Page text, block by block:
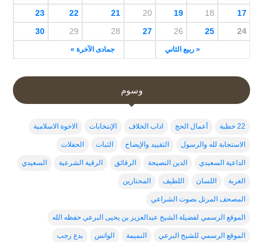
« ربيع الثاني جمادى الآخرة »
17
18
19
20
21
22
23
24
25
26
27
28
29
30
وسوم
22 خطبة أعمال الحج اداب الخلاف الإنتخابات الاخوة الاسلامية
الاستجابة لله والرسول التقييد والإيضاح الثبات الحفلات
الداعية السعيدي الدين النصيحة الرقائق الرقية الشرعية السعيدي
الغربة اللسان اللطيف المحتارين
المصحف المرتل بصوت الشراعي
الموقع الرسمي لفضيلة الشيخ عبدالعزيز بن يحيى البرعي حفظه الله
الموقع الرسمي للشيخ البرعي النميمة الواتس بدع رجب